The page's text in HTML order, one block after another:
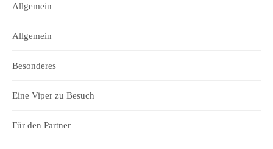
Allgemein
Allgemein
Besonderes
Eine Viper zu Besuch
Für den Partner